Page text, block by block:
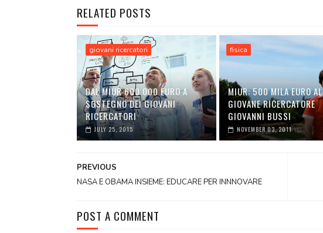
RELATED POSTS
giovani ricercatori
DAL MIUR 600.000 EURO A
SOSTEGNO DEI GIOVANI
RICERCATORI
JULY 25, 2015
fisica
MIUR: 500 MILA EURO AL
GIOVANE RICERCATORE
GIOVANNI BUSSI
NOVEMBER 03, 2011
PREVIOUS
NASA E OBAMA INSIEME: EDUCARE PER INNNOVARE
POST A COMMENT